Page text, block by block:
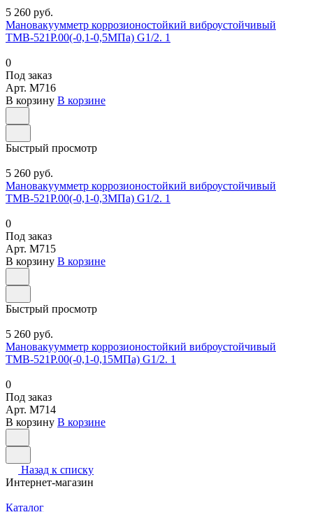
5 260 руб.
Мановакуумметр коррозионостойкий виброустойчивый
ТМВ-521Р.00(-0,1-0,5МПа) G1/2. 1
0
Под заказ
Арт. M716
В корзину В корзине
Быстрый просмотр
5 260 руб.
Мановакуумметр коррозионостойкий виброустойчивый
ТМВ-521Р.00(-0,1-0,3МПа) G1/2. 1
0
Под заказ
Арт. M715
В корзину В корзине
Быстрый просмотр
5 260 руб.
Мановакуумметр коррозионостойкий виброустойчивый
ТМВ-521Р.00(-0,1-0,15МПа) G1/2. 1
0
Под заказ
Арт. M714
В корзину В корзине
Назад к списку
Интернет-магазин
Каталог